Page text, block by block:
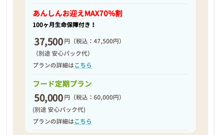
あんしんお迎えMAX70%割
100ヶ月生命保障付き！
37,500 円 （税込：47,500円）
（別途 安心パック代）
プランの詳細はこちら
フード定期プラン
50,000 円 （税込：60,000円）
(別途 安心パック代)
プランの詳細はこちら